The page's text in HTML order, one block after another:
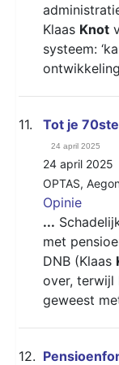
Klaas Knot
systeem:
11. Tot je
24 april 2025
24 april 2025
OPTAS,
Opinie
...
met
DNB (Klaas
over, terwijl
geweest
12.